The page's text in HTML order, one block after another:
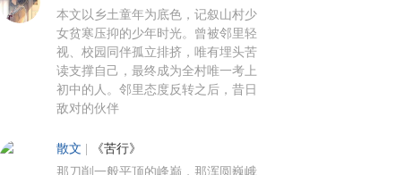
本文以乡土童年为底色，记叙山村少
女贫寒压抑的少年时光。曾被邻里轻
视、校园同伴孤立排挤，唯有埋头苦
读支撑自己，最终成为全村唯一考上
初中的人。邻里态度反转之后，昔日
敌对的伙伴
散文 《苦行》
那刀削一般平顶的峰巅，那浑圆巍峨